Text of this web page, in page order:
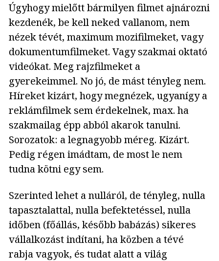
Úgyhogy mielőtt bármilyen filmet ajnározni
kezdenék, be kell neked vallanom, nem
nézek tévét, maximum mozifilmeket, vagy
dokumentumfilmeket. Vagy szakmai oktató
videókat. Meg rajzfilmeket a
gyerekeimmel. No jó, de mást tényleg nem.
Híreket kizárt, hogy megnézek, ugyanígy a
reklámfilmek sem érdekelnek, max. ha
szakmailag épp abból akarok tanulni.
Sorozatok: a legnagyobb méreg. Kizárt.
Pedig régen imádtam, de most le nem
tudna kötni egy sem.
Szerinted lehet a nulláról, de tényleg, nulla
tapasztalattal, nulla befektetéssel, nulla
időben (főállás, később babázás) sikeres
vállalkozást indítani, ha közben a tévé
rabja vagyok, és tudat alatt a világ